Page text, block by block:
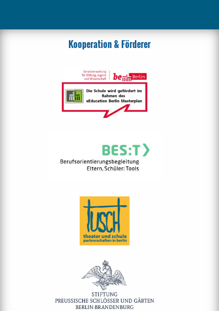
Kooperation & Förderer